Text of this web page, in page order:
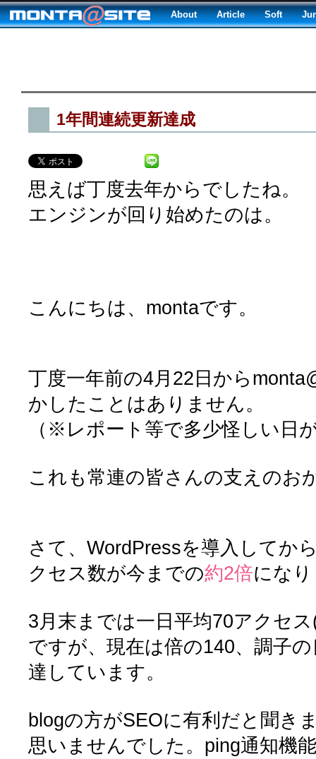
About Article Soft
1年間連続更新達成
思えば丁度去年からでしたね。
エンジンが回り始めたのは。
こんにちは、montaです。
丁度一年前の4月22日から
かしたことはありません。
（※レポート等で多少怪しい日
これも常連の皆さんの支えのお
さて、WordPressを導入してか
クセス数が今までの約2倍にな
3月末までは一日平均70アクセ
ですが、現在は倍の140、調子
達しています。
blogの方がSEOに有利だと聞き
思いませんでした。ping通知機